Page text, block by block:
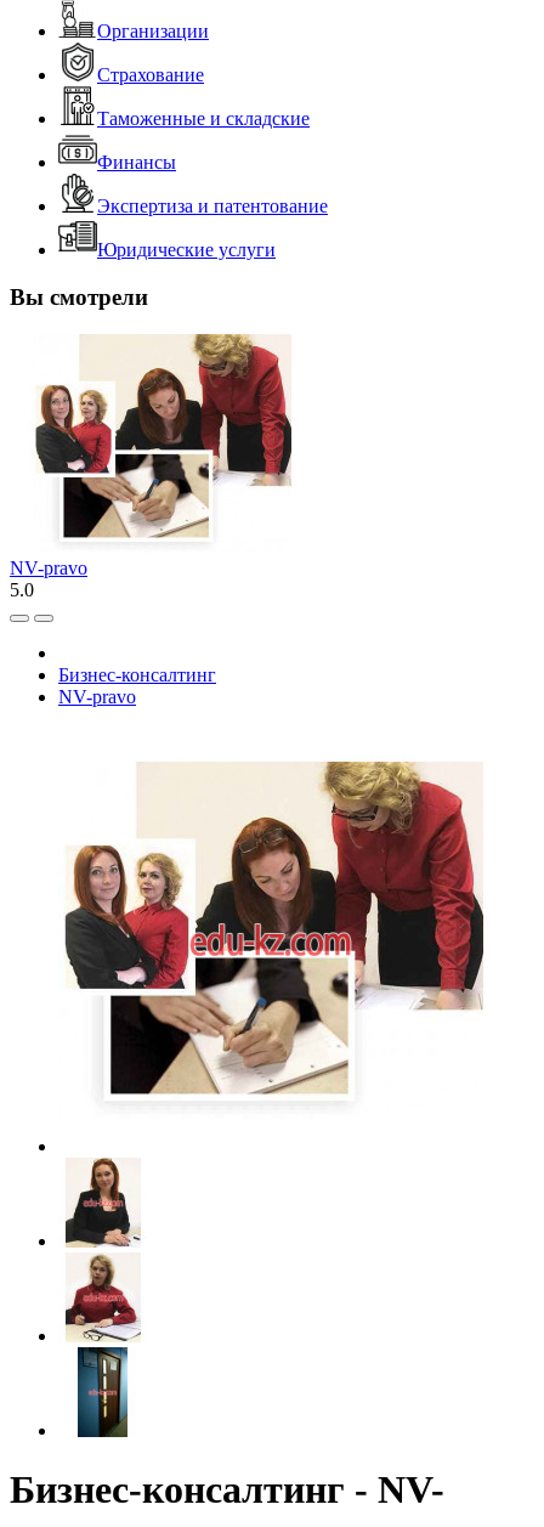
Организации
Страхование
Таможенные и складские
Финансы
Экспертиза и патентование
Юридические услуги
Вы смотрели
NV-pravo
5.0
Бизнес-консалтинг
NV-pravo
Бизнес-консалтинг - NV-